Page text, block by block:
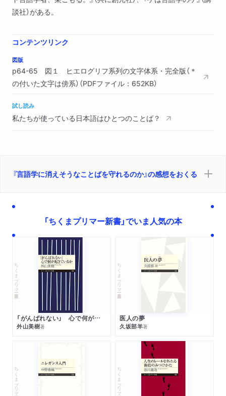
談社）がある。
コンテンツリンク
図版
p64-65 図１ ヒエログリフ系列の文字体系・完全版（＊
の付いた文字は傍系）（PDFファイル：652KB）
試し読み
私たちが使っている日本語はひとつのことば？
『言語学に消えそうなことばを守れるのか』の感想をおくる
「ちくまプリマー新書」でいま人気の本
ちくまプリマー新書
「がんばれない」 心で何が起きているか
外山美樹著
ちくまプリマー新書
医人の夢
久坂部羊著
ちくまプリマー新書 ちくまプリマー新書